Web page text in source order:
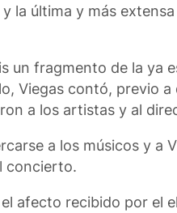
la última y más
fragmento de la ya
Viegas contó, previo
a los artistas y al
a los músicos y a
concierto.
afecto recibido por el